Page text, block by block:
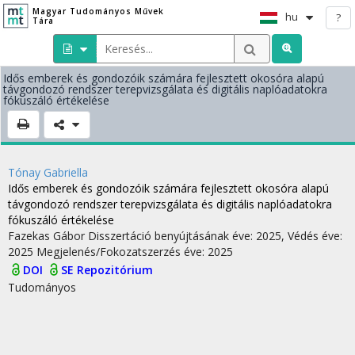
Magyar Tudományos Művek
Tára
hu ?
Idős emberek és gondozóik számára fejlesztett okosóra alapú
távgondozó rendszer terepvizsgálata és digitális naplóadatokra
fókuszáló értékelése
Tónay Gabriella
Idős emberek és gondozóik számára fejlesztett okosóra alapú
távgondozó rendszer terepvizsgálata és digitális naplóadatokra
fókuszáló értékelése
Fazekas Gábor Disszertáció benyújtásának éve: 2025, Védés éve:
2025 Megjelenés/Fokozatszerzés éve: 2025
DOI
SE Repozitórium
Tudományos